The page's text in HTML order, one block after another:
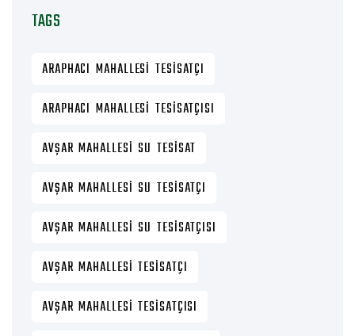
TAGS
ARAPHACI MAHALLESI TESISATÇI
ARAPHACI MAHALLESI TESISATÇISI
AVŞAR MAHALLESI SU TESISAT
AVŞAR MAHALLESI SU TESISATÇI
AVŞAR MAHALLESI SU TESISATÇISI
AVŞAR MAHALLESI TESISATÇI
AVŞAR MAHALLESI TESISATÇISI